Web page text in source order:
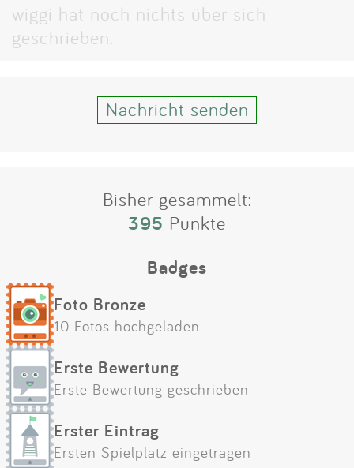
Impressum
wiggi hat noch nichts über sich
geschrieben.
Nachricht senden
Bisher gesammelt:
395 Punkte
Badges
Foto Bronze
10 Fotos hochgeladen
Erste Bewertung
Erste Bewertung geschrieben
Erster Eintrag
Ersten Spielplatz eingetragen